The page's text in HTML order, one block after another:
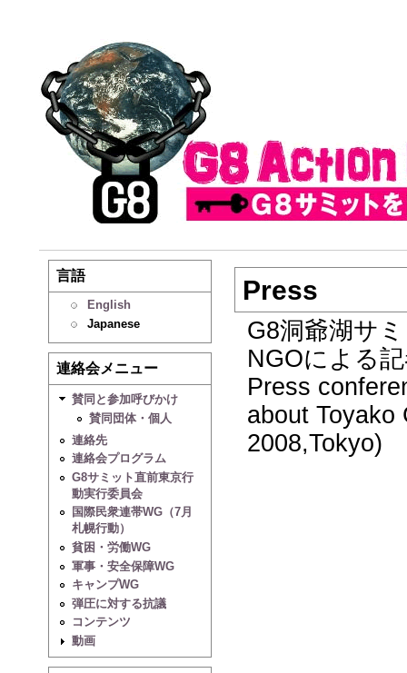
言語
English
Japanese
連絡会メニュー
賛同と参加呼びかけ
賛同団体・個人
連絡先
連絡会プログラム
G8サミット直前東京行
動実行委員会
国際民衆連帯WG（7月
札幌行動）
貧困・労働WG
軍事・安全保障WG
キャンプWG
弾圧に対する抗議
コンテンツ
動画
Press
G8洞爺湖サ
NGOによる
Press
about Toyako
2008,Tokyo)